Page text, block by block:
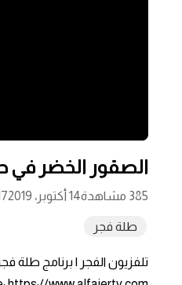
الصقور الخضر في
385 مشاهدة 14 أكتوبر، 2019
طلة فجر
تلفزيون الفجر | برنامج طلة